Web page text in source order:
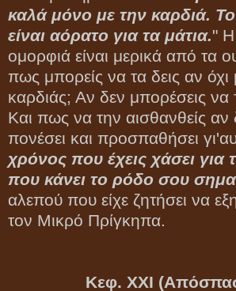
καλά μόνο με την καρδιά.
είναι αόρατο για τα μάτια." Η
ομορφιά είναι μερικά από τα
πως μπορείς να τα δεις αν όχι
καρδιάς; Αν δεν μπορέσεις να
Και πως να την αισθανθείς αν
πονέσει και προσπαθήσει
χρόνος που έχεις χάσει για
που κάνει το ρόδο σου
αλεπού που είχε ζητήσει να
τον Μικρό Πρίγκηπα.
Κεφ. ΧΧΙ